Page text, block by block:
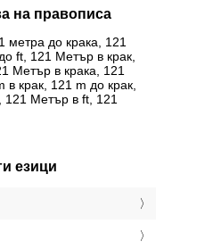
на правописа
метра до крака, 121
ft, 121 Метър в крак,
Метър в крака, 121
крак, 121 m до крак,
121 Метър в ft, 121
езици